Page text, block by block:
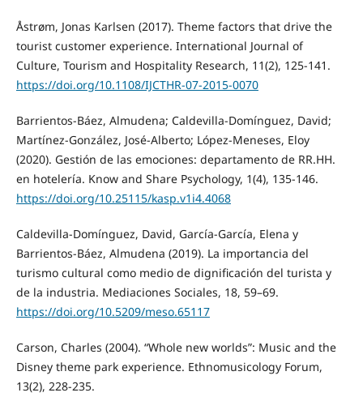
Åstrøm, Jonas Karlsen (2017). Theme factors that drive the
tourist customer experience. International Journal of
Culture, Tourism and Hospitality Research, 11(2), 125-141.
https://doi.org/10.1108/IJCTHR-07-2015-0070
Barrientos-Báez, Almudena; Caldevilla-Domínguez, David;
Martínez-González, José-Alberto; López-Meneses, Eloy
(2020). Gestión de las emociones: departamento de RR.HH.
en hotelería. Know and Share Psychology, 1(4), 135-146.
https://doi.org/10.25115/kasp.v1i4.4068
Caldevilla-Domínguez, David, García-García, Elena y
Barrientos-Báez, Almudena (2019). La importancia del
turismo cultural como medio de dignificación del turista y
de la industria. Mediaciones Sociales, 18, 59–69.
https://doi.org/10.5209/meso.65117
Carson, Charles (2004). “Whole new worlds”: Music and the
Disney theme park experience. Ethnomusicology Forum,
13(2), 228-235.